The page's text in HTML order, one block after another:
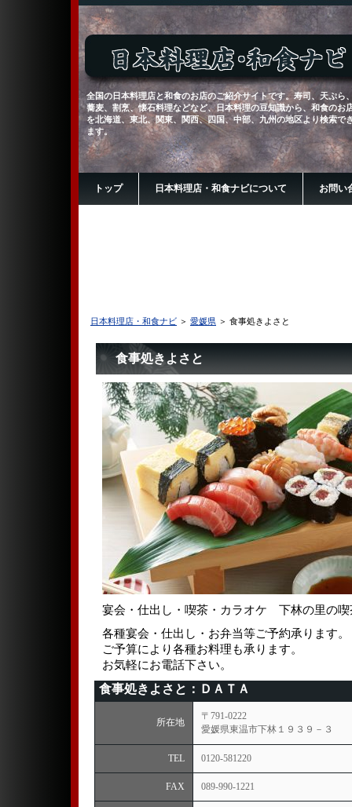
全国の日本料理店と和食のお店のご紹介サイトです。寿司、天ぷら
蕎麦、割烹、懐石料理などなど、日本料理の豆知識から、和食のお
を北海道、東北、関東、関西、四国、中部、九州の地区より検索で
ます。
トップ 日本料理店・和食ナビについて お問い
日本料理店・和食ナビ ＞ 愛媛県 ＞ 食事処きよさと
食事処きよさと
宴会・仕出し・喫茶・カラオケ 下林の里の喫
各種宴会・仕出し・お弁当等ご予約承ります。
ご予算により各種お料理も承ります。
お気軽にお電話下さい。
食事処きよさと：ＤＡＴＡ
所在地
〒791-0222
愛媛県東温市下林１９３９－３
TEL 0120-581220
FAX 089-990-1221